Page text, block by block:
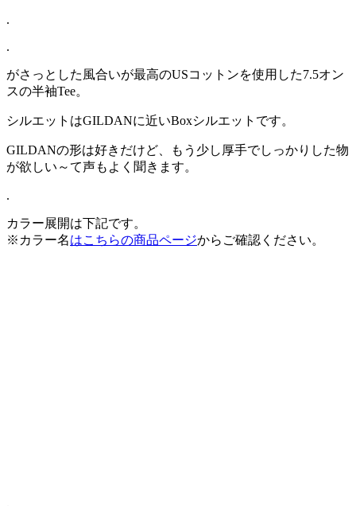
.
.
がさっとした風合いが最高のUSコットンを使用した7.5オン
スの半袖Tee。
シルエットはGILDANに近いBoxシルエットです。
GILDANの形は好きだけど、もう少し厚手でしっかりした物
が欲しい～て声もよく聞きます。
.
カラー展開は下記です。
※カラー名はこちらの商品ページからご確認ください。
.